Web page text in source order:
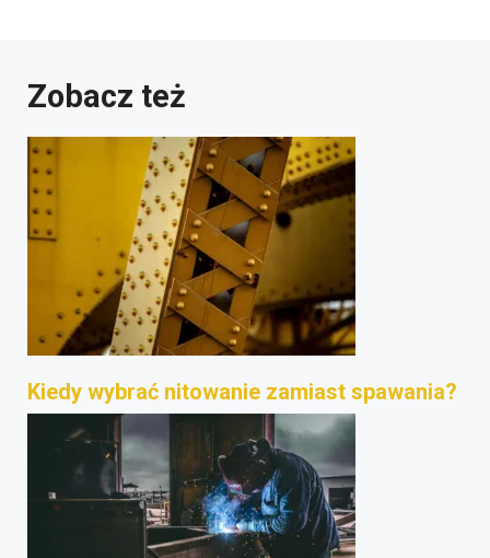
Zobacz też
Kiedy wybrać nitowanie zamiast spawania?